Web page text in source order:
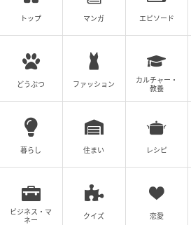
トップ マンガ エピソード
どうぶつ ファッション
カルチャー・
教養
暮らし 住まい レシピ
ビジネス・マ
ネー
クイズ 恋愛